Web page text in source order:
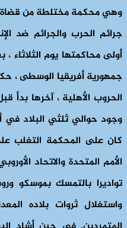
وهي محكمة مختلطة من قضاة
أولى محاكمتها يوم
جمهورية أفريقيا الوسطى ،
الحروب الأهلية ، آخرها بدأ
وجود حوالي ثلثي البلاد
كان على المحكمة التغلب
الأمم المتحدة والاتحاد
تواديرا بالتمسك بموسكو
واستغلال ثروات بلاده